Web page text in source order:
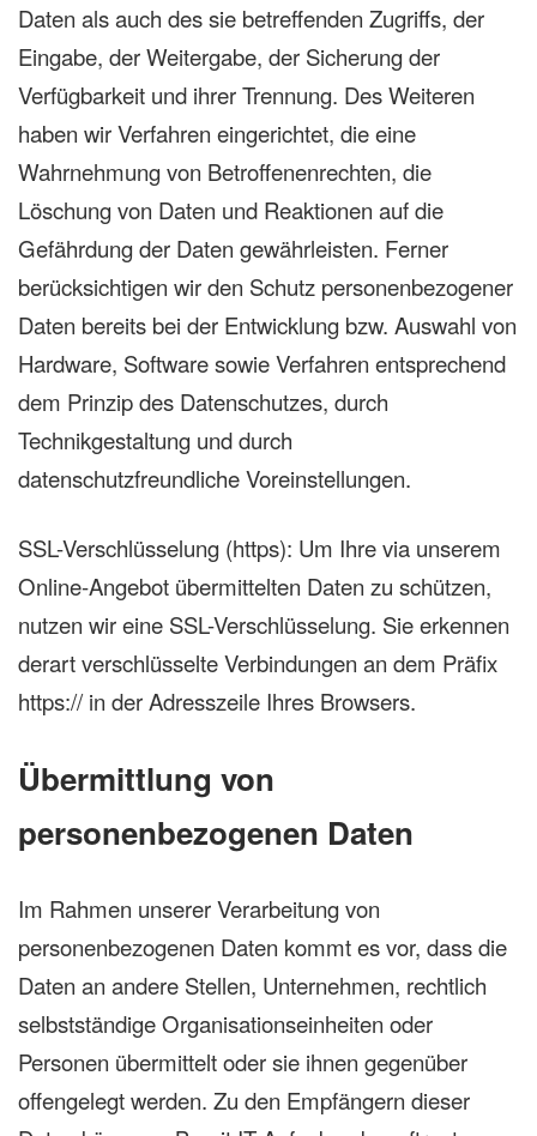
Daten als auch des sie betreffenden Zugriffs, der
Eingabe, der Weitergabe, der Sicherung der
Verfügbarkeit und ihrer Trennung. Des Weiteren
haben wir Verfahren eingerichtet, die eine
Wahrnehmung von Betroffenenrechten, die
Löschung von Daten und Reaktionen auf die
Gefährdung der Daten gewährleisten. Ferner
berücksichtigen wir den Schutz personenbezogener
Daten bereits bei der Entwicklung bzw. Auswahl von
Hardware, Software sowie Verfahren entsprechend
dem Prinzip des Datenschutzes, durch
Technikgestaltung und durch
datenschutzfreundliche Voreinstellungen.
SSL-Verschlüsselung (https): Um Ihre via unserem
Online-Angebot übermittelten Daten zu schützen,
nutzen wir eine SSL-Verschlüsselung. Sie erkennen
derart verschlüsselte Verbindungen an dem Präfix
https:// in der Adresszeile Ihres Browsers.
Übermittlung von
personenbezogenen Daten
Im Rahmen unserer Verarbeitung von
personenbezogenen Daten kommt es vor, dass die
Daten an andere Stellen, Unternehmen, rechtlich
selbstständige Organisationseinheiten oder
Personen übermittelt oder sie ihnen gegenüber
offengelegt werden. Zu den Empfängern dieser